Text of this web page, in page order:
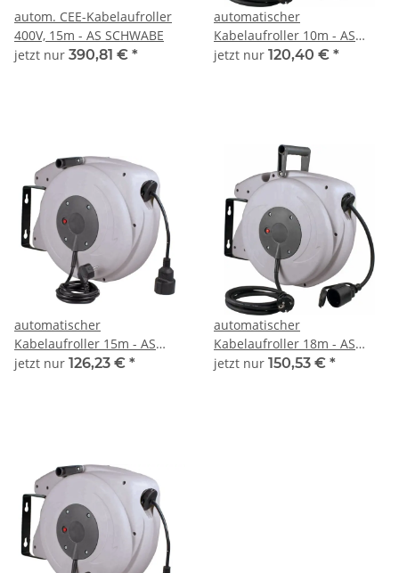
autom. CEE-Kabelaufroller
400V, 15m - AS SCHWABE
jetzt nur 390,81 € *
automatischer
Kabelaufroller 10m - AS
SCHWABE
jetzt nur 120,40 € *
automatischer
Kabelaufroller 15m - AS
SCHWABE
jetzt nur 126,23 € *
automatischer
Kabelaufroller 18m - AS
SCHWABE
jetzt nur 150,53 € *